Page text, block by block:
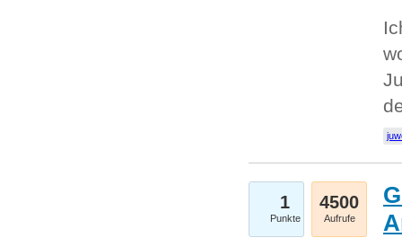
1
Punkte
4500
Aufrufe